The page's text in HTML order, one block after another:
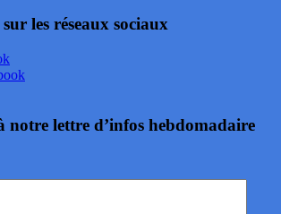
les réseaux sociaux
notre lettre d’infos hebdomadaire